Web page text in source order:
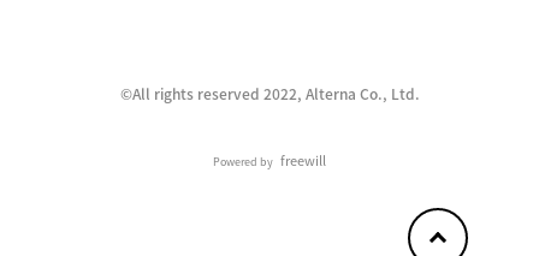
©︎All rights reserved 2022, Alterna Co., Ltd.
Powered by freewill